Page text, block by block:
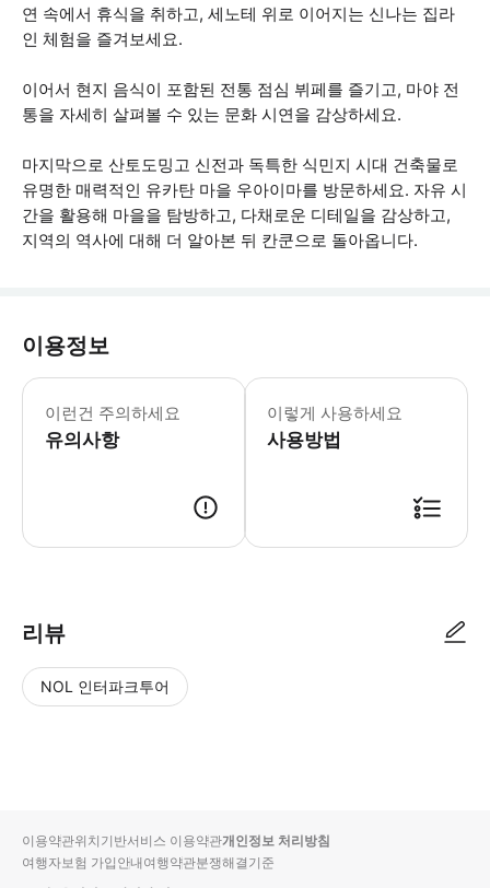
연 속에서 휴식을 취하고, 세노테 위로 이어지는 신나는 집라
인 체험을 즐겨보세요.
이어서 현지 음식이 포함된 전통 점심 뷔페를 즐기고, 마야 전
통을 자세히 살펴볼 수 있는 문화 시연을 감상하세요.
마지막으로 산토도밍고 신전과 독특한 식민지 시대 건축물로
유명한 매력적인 유카탄 마을 우아이마를 방문하세요. 자유 시
간을 활용해 마을을 탐방하고, 다채로운 디테일을 감상하고,
지역의 역사에 대해 더 알아본 뒤 칸쿤으로 돌아옵니다.
이용정보
이런건 주의하세요
유의사항
이 투어는 날씨에 관계 없이 진행됩니
이렇게 사용하세요
사용방법
리뷰
NOL 인터파크투어
입니
다.
순
상
이용약관위치기반서비스 이용약관개인정보 처리방침
여행자보험 가입안내여행약관분쟁해결기준